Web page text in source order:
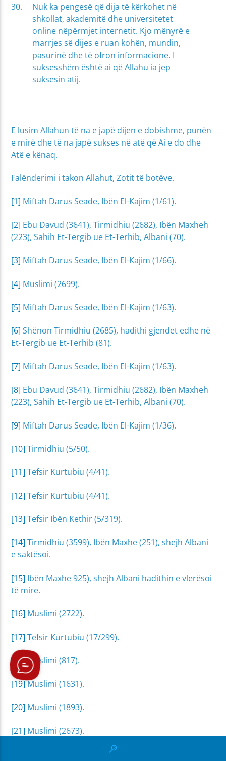
Nuk ka pengesë që dija të kërkohet në
shkollat, akademitë dhe universitetet
online nëpërmjet internetit. Kjo mënyrë e
marrjes së dijes e ruan kohën, mundin,
pasurinë dhe të ofron informacione. I
suksesshëm është ai që Allahu ia jep
suksesin atij.
E lusim Allahun të na e japë dijen e dobishme, punën
e mirë dhe të na japë sukses në atë që Ai e do dhe
Atë e kënaq.
Falënderimi i takon Allahut, Zotit të botëve.
[1] Miftah Darus Seade, Ibën El-Kajim (1/61).
[2] Ebu Davud (3641), Tirmidhiu (2682), Ibën Maxheh
(223), Sahih Et-Tergib ue Et-Terhib, Albani (70).
[3] Miftah Darus Seade, Ibën El-Kajim (1/66).
[4] Muslimi (2699).
[5] Miftah Darus Seade, Ibën El-Kajim (1/63).
[6] Shënon Tirmidhiu (2685), hadithi gjendet edhe në
Et-Tergib ue Et-Terhib (81).
[7] Miftah Darus Seade, Ibën El-Kajim (1/63).
[8] Ebu Davud (3641), Tirmidhiu (2682), Ibën Maxheh
(223), Sahih Et-Tergib ue Et-Terhib, Albani (70).
[9] Miftah Darus Seade, Ibën El-Kajim (1/36).
[10] Tirmidhiu (5/50).
[11] Tefsir Kurtubiu (4/41).
[12] Tefsir Kurtubiu (4/41).
[13] Tefsir Ibën Kethir (5/319).
[14] Tirmidhiu (3599), Ibën Maxhe (251), shejh Albani
e saktësoi.
[15] Ibën Maxhe 925), shejh Albani hadithin e vlerësoi
të mire.
[16] Muslimi (2722).
[17] Tefsir Kurtubiu (17/299).
[18]Muslimi (817).
[19]Muslimi (1631).
[20] Muslimi (1893).
[21] Muslimi (2673).
Miftah Darus Seade, Ibën El-Kajim (1/49).